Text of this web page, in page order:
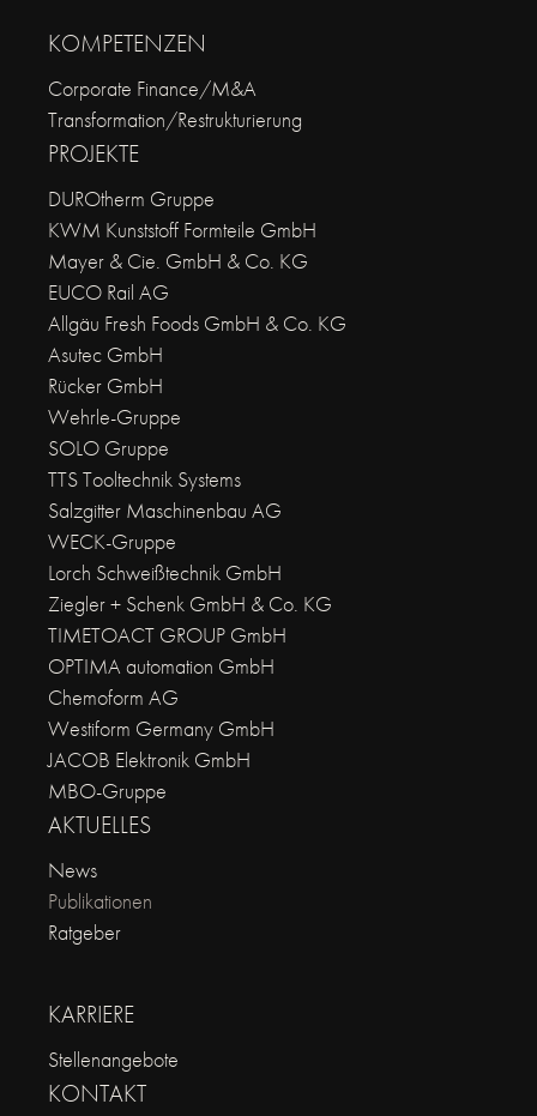
KOMPETENZEN
Corporate Finance/M&A
Transformation/Restrukturierung
PROJEKTE
DUROtherm Gruppe
KWM Kunststoff Formteile GmbH
Mayer & Cie. GmbH & Co. KG
EUCO Rail AG
Allgäu Fresh Foods GmbH & Co. KG
Asutec GmbH
Rücker GmbH
Wehrle-Gruppe
SOLO Gruppe
TTS Tooltechnik Systems
Salzgitter Maschinenbau AG
WECK-Gruppe
Lorch Schweißtechnik GmbH
Ziegler + Schenk GmbH & Co. KG
TIMETOACT GROUP GmbH
OPTIMA automation GmbH
Chemoform AG
Westiform Germany GmbH
JACOB Elektronik GmbH
MBO-Gruppe
AKTUELLES
News
Publikationen
Ratgeber
KARRIERE
Stellenangebote
KONTAKT